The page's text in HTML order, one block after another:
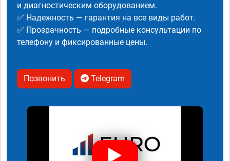
и диагностическим оборудованием.
✅ Надежность — гарантия на все виды работ.
✅ Прозрачность — подробные консультации по
телефону и фиксированные цены.
Позвонить Telegram